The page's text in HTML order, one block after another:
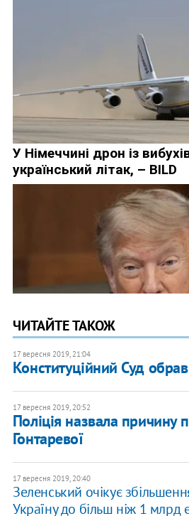
ЧИТАЙТЕ ТАКОЖ
17 вересня 2019, 21:04
Конституційний Суд
17 вересня 2019, 20:52
Поліція назвала причину
Гонтаревої
17 вересня 2019, 20:40
Зеленський очікує
Україну до більш ніж 1 млрд